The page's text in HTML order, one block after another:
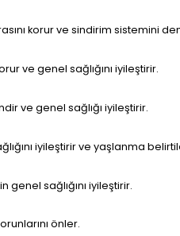
korur ve sindirim sistemini
ve genel sağlığını iyileştirir.
ve genel sağlığı iyileştirir.
iyileştirir ve yaşlanma
genel sağlığını iyileştirir.
önler.